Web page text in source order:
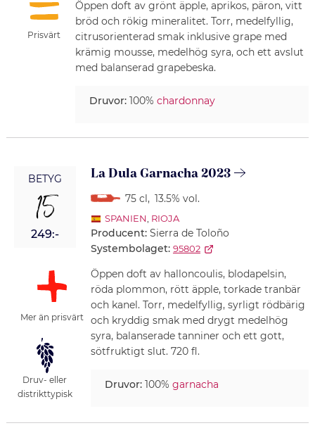
Prisvärt
Öppen doft av grönt äpple, aprikos, päron, vitt
bröd och rökig mineralitet. Torr, medelfyllig,
citrusorienterad smak inklusive grape med
krämig mousse, medelhög syra, och ett avslut
med balanserad grapebeska.
Druvor:100% chardonnay
BETYG
15
249:-
Mer än prisvärt
Druv- eller
distrikttypisk
La Dula Garnacha 2023
75 cl, 13.5% vol.
SPANIEN RIOJA
Producent: Sierra de Toloño
Systembolaget: 95802
Öppen doft av halloncoulis, blodapelsin,
röda plommon, rött äpple, torkade tranbär
och kanel. Torr, medelfyllig, syrligt rödbärig
och kryddig smak med drygt medelhög
syra, balanserade tanniner och ett gott,
sötfruktigt slut. 720 fl.
Druvor:100% garnacha